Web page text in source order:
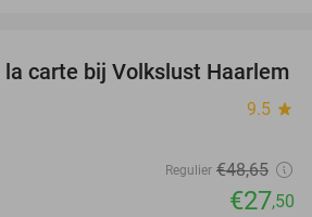
43%
carte bij Volkslust Haarlem
9.5 star
Regulier €48,65
€27,50